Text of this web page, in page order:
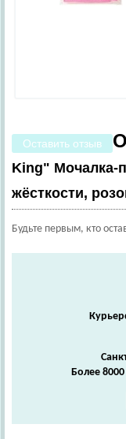
Оставить отзыв
King" Мочалка-
жёсткости,
Будьте первым, кто
Более